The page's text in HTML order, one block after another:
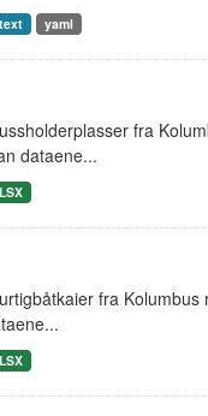
text yaml
fra
dataene...
fra